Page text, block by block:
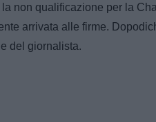
la non qualificazione per la
arrivata alle firme.
del giornalista.